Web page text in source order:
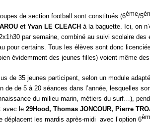
de section football sont constitués (6ème/5
et Yvan LE CLEACH à la baguette. Ici, on
par semaine, combiné au suivi scolaire des
pour certains. Tous les élèves sont donc
évidemment des jeunes filles) voient même
de 35 jeunes participent, selon un module
de de 5 à 20 séances dans l’année, lesquelles
du milieu marin, métiers du surf…),
avec le 29Hood, Thomas JONCOUR, Pierre
déplacent les mardis après-midi avec l’option 6